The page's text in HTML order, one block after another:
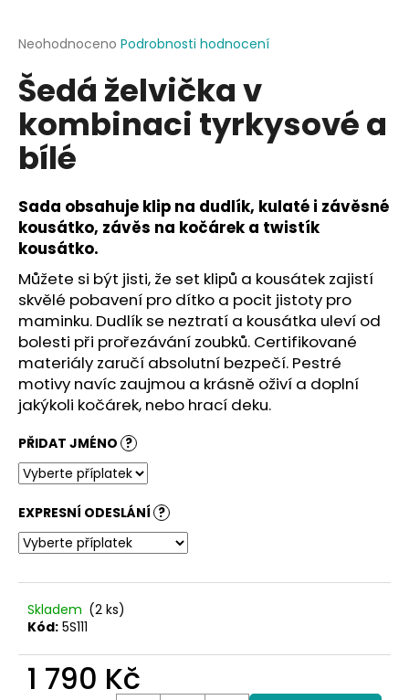
Průměrné
produktu
je
0,0
5
hvězdiček.
Neohodnoceno Podrobnosti hodnocení
Šedá želvička v
kombinaci tyrkysové a
bílé
Sada obsahuje klip na dudlík, kulaté i závěsné
kousátko, závěs na kočárek a twistík
kousátko.
Můžete si být jisti, že set klipů a kousátek zajistí
skvělé pobavení pro dítko a pocit jistoty pro
maminku. Dudlík se neztratí a kousátka uleví od
bolesti při prořezávání zoubků. Certifikované
materiály zaručí absolutní bezpečí. Pestré
motivy navíc zaujmou a krásně oživí a doplní
jakýkoli kočárek, nebo hrací deku.
PŘIDAT JMÉNO ?
EXPRESNÍ ODESLÁNÍ ?
Skladem (2 ks)
Kód: 5S111
1 790 Kč
j
í
t
?
HLEDAT
D
o
p
o
r
u
č
u
j
e
m
e